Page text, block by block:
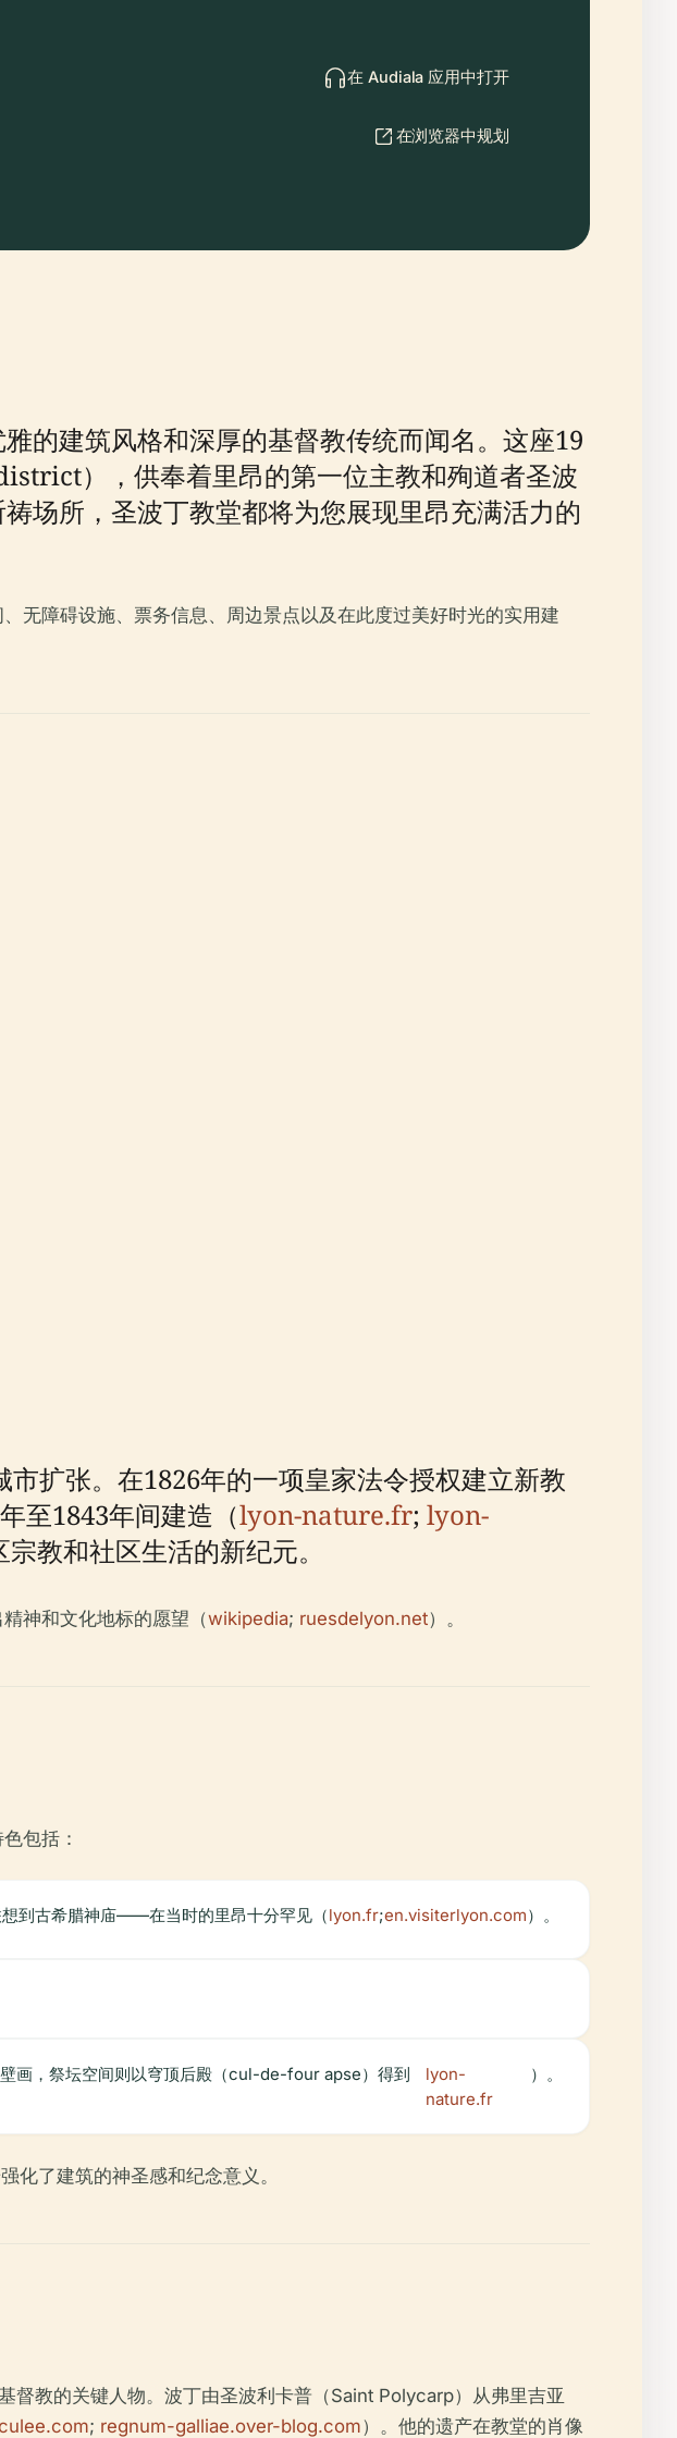
在 Audiala 应用中打开
在浏览器中规划
的建筑风格和深厚的基督教传统而闻名。这座19
），供奉着里昂的第一位主教和殉道者圣波
场所，圣波丁教堂都将为您展现里昂充满活力的
无障碍设施、票务信息、周边景点以及在此度过美好时光的实用建
扩张。在1826年的一项皇家法令授权建立新教
至1843年间建造（lyon-nature.fr; lyon-
教和社区生活的新纪元。
神和文化地标的愿望（wikipedia; ruesdelyon.net）。
包括：
到古希腊神庙——在当时的里昂十分罕见（lyon.fr;en.visiterlyon.com）。
画，祭坛空间则以穹顶后殿（cul-de-four apse）得到
lyon-
nature.fr
）。
化了建筑的神圣感和纪念意义。
教的关键人物。波丁由圣波利卡普（Saint Polycarp）从弗里吉亚
; regnum-galliae.over-blog.com）。他的遗产在教堂的肖像